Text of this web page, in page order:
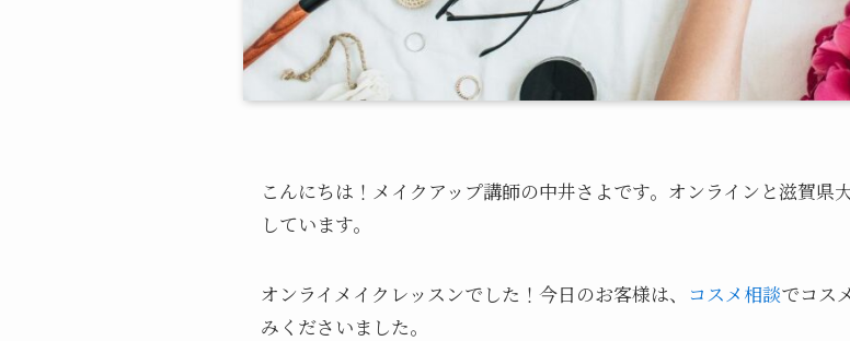
こんにちは！メイクアップ講師の中井さよです。オンラインと滋賀県
しています。
オンライメイクレッスンでした！今日のお客様は、 コスメ相談でコス
みくださいました。